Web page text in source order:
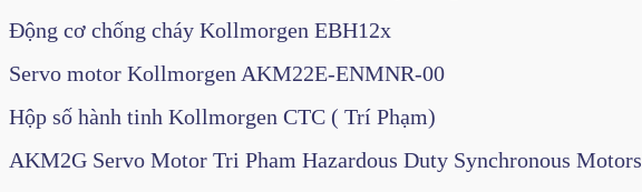
Động cơ chống cháy Kollmorgen EBH12x
Servo motor Kollmorgen AKM22E-ENMNR-00
Hộp số hành tinh Kollmorgen CTC ( Trí Phạm)
AKM2G Servo Motor Tri Pham Hazardous Duty Synchronous Motors